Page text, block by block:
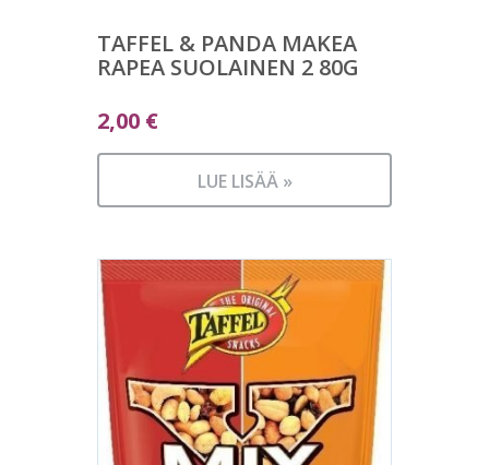
TAFFEL & PANDA MAKEA
RAPEA SUOLAINEN 2 80G
2,00 €
LUE LISÄÄ »